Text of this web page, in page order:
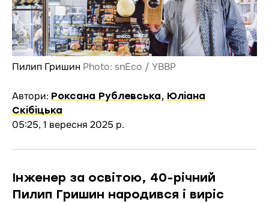
Пилип Гришин Photo: snEco / YBBP
Автори: Роксана Рублевська, Юліана
Скібіцька
05:25, 1 вересня 2025 р.
Інженер за освітою, 40-річний
Пилип Гришин народився і виріс